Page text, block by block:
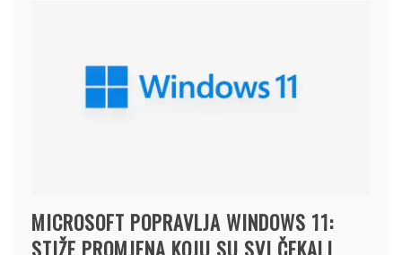
MICROSOFT POPRAVLJA WINDOWS 11:
STIŽE PROMJENA KOJU SU SVI ČEKALI